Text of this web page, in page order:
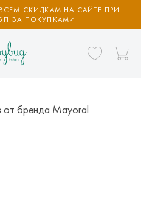
СКИДКАМ НА САЙТЕ ПРИ
ЗА ПОКУПКАМИ